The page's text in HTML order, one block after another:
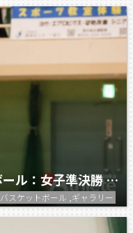
【中体連2026】バスケットボール：女子準決勝 常葉大常葉 vs 静岡翔洋
バスケットボール ,ギャラリー